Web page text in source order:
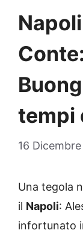
tempi
16
Una tegola
il Napoli:
infortunato